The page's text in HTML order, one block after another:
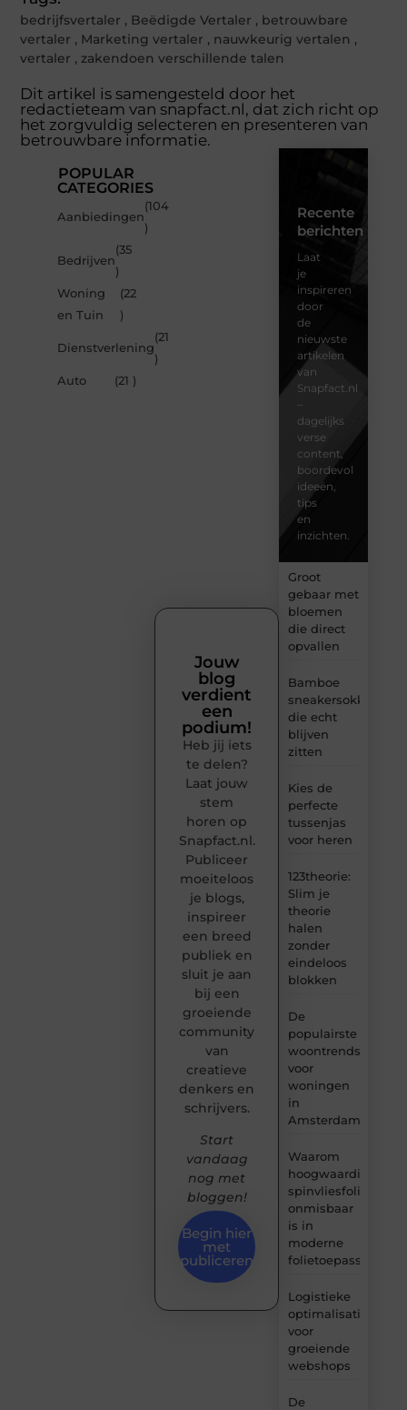
bedrijfsvertaler , Beëdigde Vertaler , betrouwbare
vertaler , Marketing vertaler , nauwkeurig vertalen ,
vertaler ,zakendoen verschillende talen
Dit artikel is samengesteld door het
redactieteam van snapfact.nl, dat zich richt op
het zorgvuldig selecteren en presenteren van
betrouwbare informatie.
POPULAR
CATEGORIES
Aanbiedingen
(104
)
Bedrijven
(35
)
Woning
en Tuin
(22
)
Dienstverlening
(21
)
Auto
(21 )
Recente
berichten
Laat
je
inspireren
door
de
nieuwste
artikelen
van
Snapfact.nl
–
dagelijks
verse
content,
boordevol
ideeën,
tips
en
inzichten.
Groot
gebaar met
bloemen
die direct
opvallen
Bamboe
sneakersokken
die echt
blijven
zitten
Kies de
perfecte
tussenjas
voor heren
123theorie:
Slim je
theorie
halen
zonder
eindeloos
blokken
De
populairste
woontrends
voor
woningen
in
Amsterdam
Waarom
hoogwaardige
spinvliesfolie
onmisbaar
is in
moderne
folietoepassingen
Logistieke
optimalisatie
voor
groeiende
webshops
De
Jouw
blog
verdient
een
podium!
Heb jij iets
te delen?
Laat jouw
stem
horen op
Snapfact.nl.
Publiceer
moeiteloos
je blogs,
inspireer
een breed
publiek en
sluit je aan
bij een
groeiende
community
van
creatieve
denkers en
schrijvers.
Start
vandaag
nog met
bloggen!
Begin hier
met
publiceren